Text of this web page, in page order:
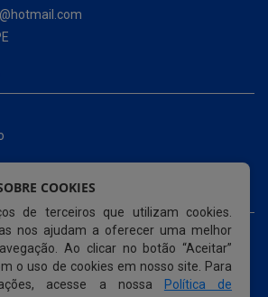
da COVID-19
COOKIES
de terceiros que utilizam cookies.
nos ajudam a oferecer uma melhor
Ao clicar no botão “Aceitar”
o uso de cookies em nosso site. Para
acesse a nossa
Política de